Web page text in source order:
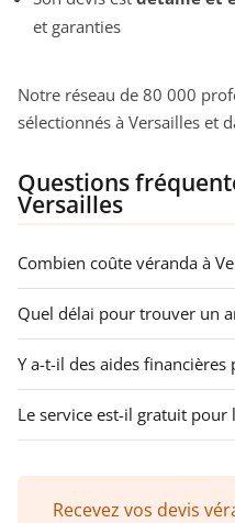
et garanties
Notre réseau de 80 000
sélectionnés à Versailles et
Questions
Versailles
Combien coûte véranda à
Quel délai pour trouver un
Y a-t-il des aides financières
Le service est-il gratuit pour
Recevez vos devis